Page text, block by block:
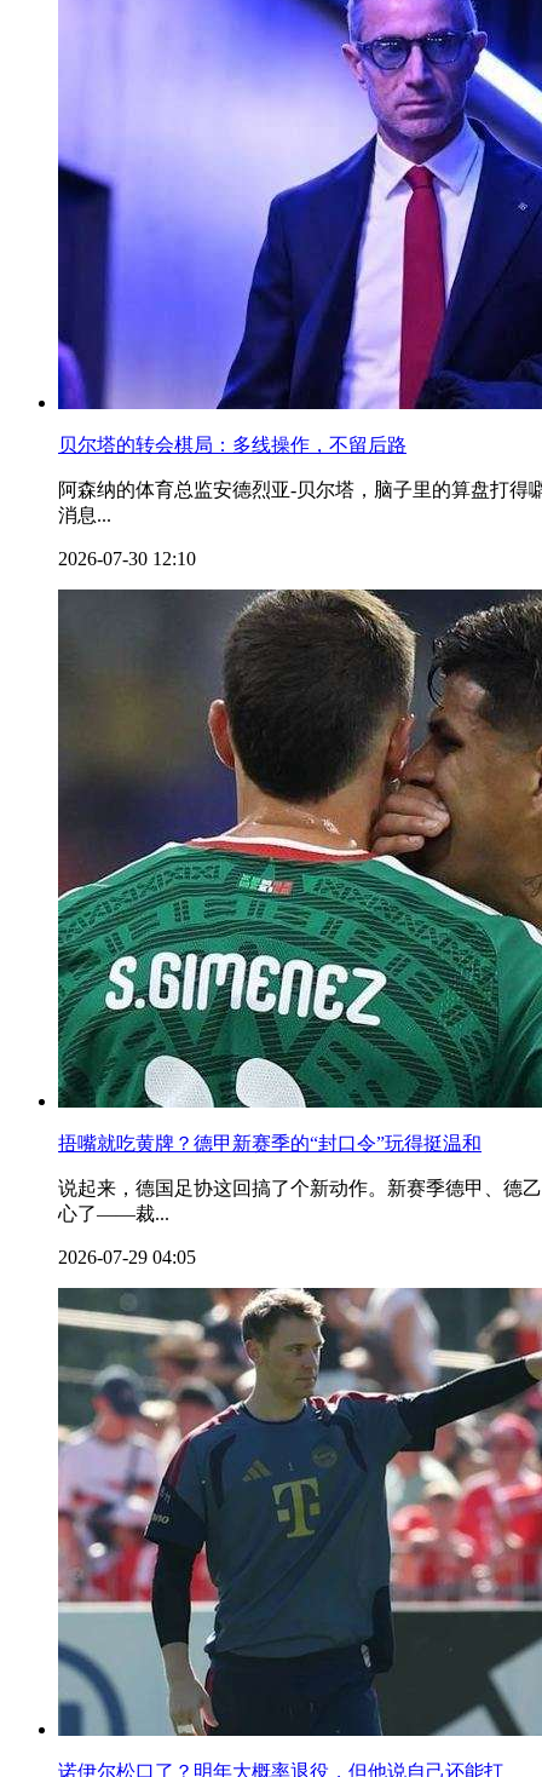
贝尔塔的转会棋局：多线操作，不留后路
阿森纳的体育总监安德烈亚-贝尔塔，脑子里的算盘打
消息...
2026-07-30 12:10
捂嘴就吃黄牌？德甲新赛季的“封口令”玩得挺温和
说起来，德国足协这回搞了个新动作。新赛季德甲、德
心了——裁...
2026-07-29 04:05
诺伊尔松口了？明年大概率退役，但他说自己还能打